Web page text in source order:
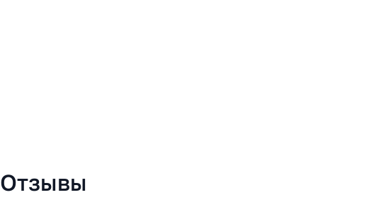
Отзывы